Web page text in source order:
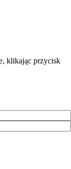
klikając przycisk